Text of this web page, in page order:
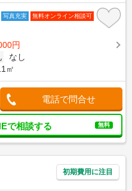
写真充実 無料オンライン相談可
円
なし
㎡
電話で問合せ
で相談する 無料
初期費用に注目